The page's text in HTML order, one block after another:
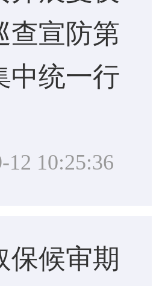
查宣防第
中统一行
12 10:25:36
保候审期